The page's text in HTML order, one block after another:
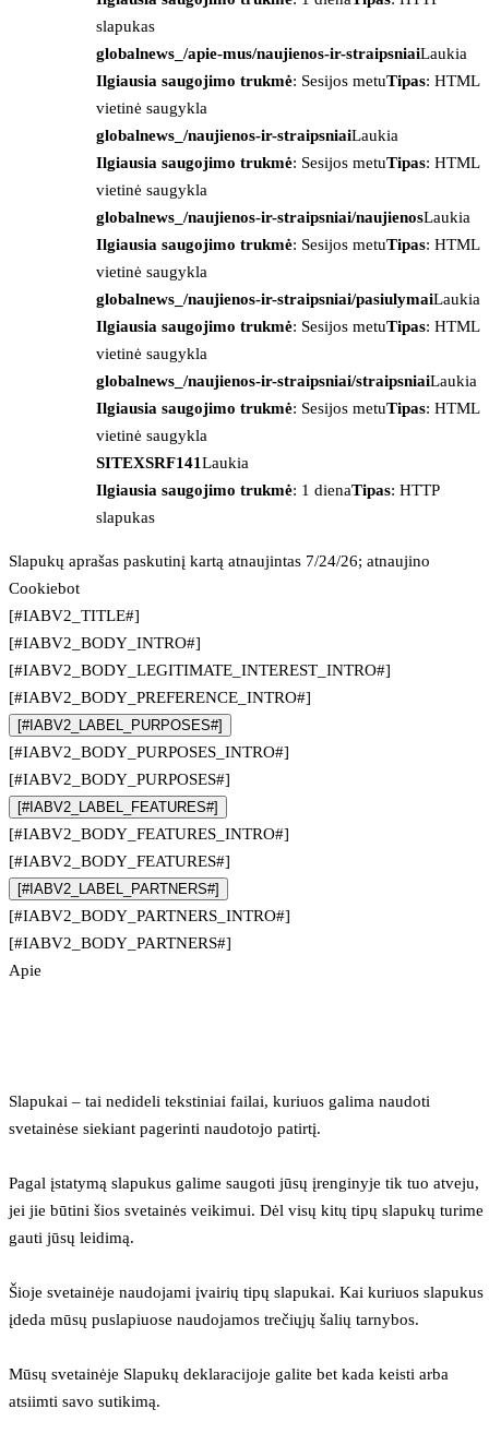
slapukas
globalnews_/apie-mus/naujienos-ir-straipsniaiLaukia
Ilgiausia saugojimo trukmė: Sesijos metuTipas: HTML
vietinė saugykla
globalnews_/naujienos-ir-straipsniaiLaukia
Ilgiausia saugojimo trukmė: Sesijos metuTipas: HTML
vietinė saugykla
globalnews_/naujienos-ir-straipsniai/naujienosLaukia
Ilgiausia saugojimo trukmė: Sesijos metuTipas: HTML
vietinė saugykla
globalnews_/naujienos-ir-straipsniai/pasiulymaiLaukia
Ilgiausia saugojimo trukmė: Sesijos metuTipas: HTML
vietinė saugykla
globalnews_/naujienos-ir-straipsniai/straipsniaiLaukia
Ilgiausia saugojimo trukmė: Sesijos metuTipas: HTML
vietinė saugykla
SITEXSRF141Laukia
Ilgiausia saugojimo trukmė: 1 dienaTipas: HTTP
slapukas
Slapukų aprašas paskutinį kartą atnaujintas 7/24/26; atnaujino
Cookiebot
[#IABV2_TITLE#]
[#IABV2_BODY_INTRO#]
[#IABV2_BODY_LEGITIMATE_INTEREST_INTRO#]
[#IABV2_BODY_PREFERENCE_INTRO#]
[#IABV2_LABEL_PURPOSES#]
[#IABV2_BODY_PURPOSES_INTRO#]
[#IABV2_BODY_PURPOSES#]
[#IABV2_LABEL_FEATURES#]
[#IABV2_BODY_FEATURES_INTRO#]
[#IABV2_BODY_FEATURES#]
[#IABV2_LABEL_PARTNERS#]
[#IABV2_BODY_PARTNERS_INTRO#]
[#IABV2_BODY_PARTNERS#]
Apie
Slapukai – tai nedideli tekstiniai failai, kuriuos galima naudoti
svetainėse siekiant pagerinti naudotojo patirtį.
Pagal įstatymą slapukus galime saugoti jūsų įrenginyje tik tuo atveju,
jei jie būtini šios svetainės veikimui. Dėl visų kitų tipų slapukų turime
gauti jūsų leidimą.
Šioje svetainėje naudojami įvairių tipų slapukai. Kai kuriuos slapukus
įdeda mūsų puslapiuose naudojamos trečiųjų šalių tarnybos.
Mūsų svetainėje Slapukų deklaracijoje galite bet kada keisti arba
atsiimti savo sutikimą.